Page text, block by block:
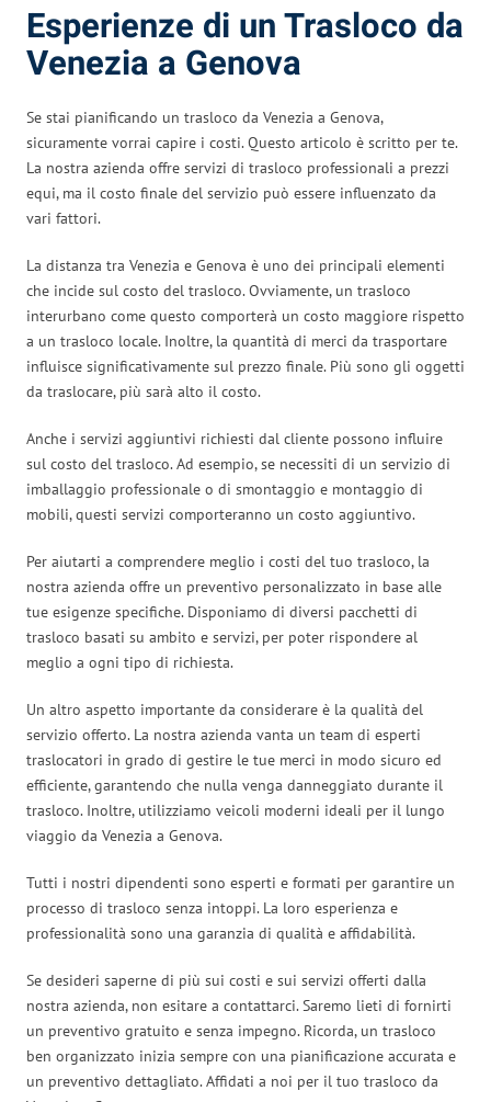
Esperienze di un Trasloco da
Venezia a Genova
Se stai pianificando un trasloco da Venezia a Genova,
sicuramente vorrai capire i costi. Questo articolo è scritto per te.
La nostra azienda offre servizi di trasloco professionali a prezzi
equi, ma il costo finale del servizio può essere influenzato da
vari fattori.
La distanza tra Venezia e Genova è uno dei principali elementi
che incide sul costo del trasloco. Ovviamente, un trasloco
interurbano come questo comporterà un costo maggiore rispetto
a un trasloco locale. Inoltre, la quantità di merci da trasportare
influisce significativamente sul prezzo finale. Più sono gli oggetti
da traslocare, più sarà alto il costo.
Anche i servizi aggiuntivi richiesti dal cliente possono influire
sul costo del trasloco. Ad esempio, se necessiti di un servizio di
imballaggio professionale o di smontaggio e montaggio di
mobili, questi servizi comporteranno un costo aggiuntivo.
Per aiutarti a comprendere meglio i costi del tuo trasloco, la
nostra azienda offre un preventivo personalizzato in base alle
tue esigenze specifiche. Disponiamo di diversi pacchetti di
trasloco basati su ambito e servizi, per poter rispondere al
meglio a ogni tipo di richiesta.
Un altro aspetto importante da considerare è la qualità del
servizio offerto. La nostra azienda vanta un team di esperti
traslocatori in grado di gestire le tue merci in modo sicuro ed
efficiente, garantendo che nulla venga danneggiato durante il
trasloco. Inoltre, utilizziamo veicoli moderni ideali per il lungo
viaggio da Venezia a Genova.
Tutti i nostri dipendenti sono esperti e formati per garantire un
processo di trasloco senza intoppi. La loro esperienza e
professionalità sono una garanzia di qualità e affidabilità.
Se desideri saperne di più sui costi e sui servizi offerti dalla
nostra azienda, non esitare a contattarci. Saremo lieti di fornirti
un preventivo gratuito e senza impegno. Ricorda, un trasloco
ben organizzato inizia sempre con una pianificazione accurata e
un preventivo dettagliato. Affidati a noi per il tuo trasloco da